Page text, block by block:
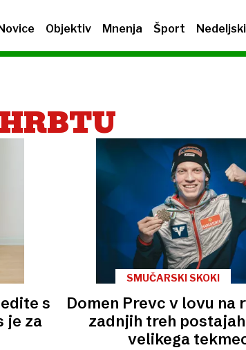
Objektiv Mnenja Šport Nedeljski
s
je za
SMUČARSKI SKOKI
Domen Prevc v lovu na
zadnjih treh
velikega